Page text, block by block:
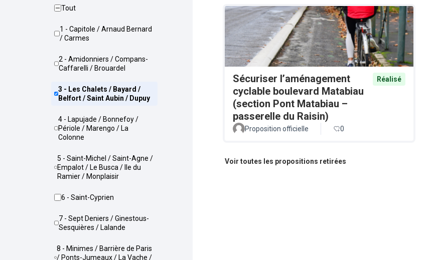
Tout
1 - Capitole / Arnaud Bernard
/ Carmes
2 - Amidonniers / Compans-
Caffarelli / Brouardel
3 - Les Chalets / Bayard /
Belfort / Saint Aubin / Dupuy
4 - Lapujade / Bonnefoy /
Périole / Marengo / La
Colonne
5 - Saint-Michel / Saint-Agne /
Empalot / Le Busca / Ile du
Ramier / Monplaisir
6 - Saint-Cyprien
7 - Sept Deniers / Ginestous-
Sesquières / Lalande
8 - Minimes / Barrière de Paris
/ Ponts-Jumeaux / La Vache /
Sécuriser l’aménagement
cyclable boulevard Matabiau
(section Pont Matabiau –
passerelle du Raisin)
Réalisé
Proposition officielle 0
Voir toutes les propositions retirées